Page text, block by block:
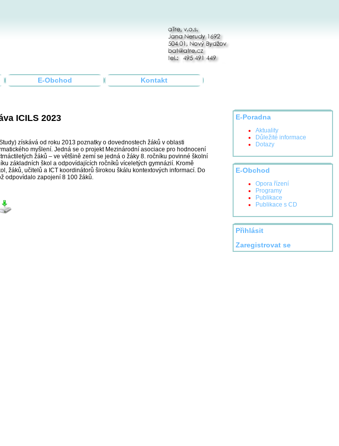
E-Obchod Kontakt
E-Poradna
Aktuality
Důležité informace
Dotazy
E-Obchod
Opora řízení
Programy
Publikace
Publikace s CD
Přihlásit
Zaregistrovat se
ICILS 2023
získává od roku 2013 poznatky o dovednostech žáků v oblasti
myšlení. Jedná se o projekt Mezinárodní asociace pro hodnocení
žáků – ve většině zemí se jedná o žáky 8. ročníku povinné školní
základních škol a odpovídajících ročníků víceletých gymnázií. Kromě
žáků, učitelů a ICT koordinátorů širokou škálu kontextových informací. Do
odpovídalo zapojení 8 100 žáků.